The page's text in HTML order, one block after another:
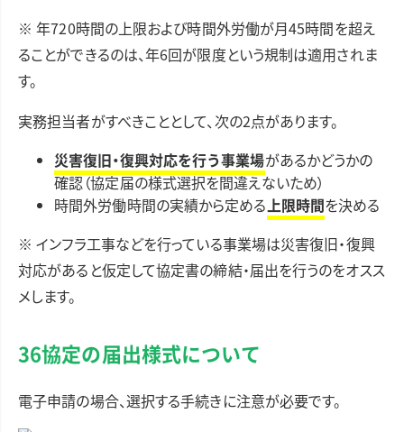
※ 年720時間の上限および時間外労働が月45時間を超え
ることができるのは、年6回が限度という規制は適用されま
す。
実務担当者がすべきこととして、次の2点があります。
災害復旧・復興対応を行う事業場があるかどうかの
確認（協定届の様式選択を間違えないため）
時間外労働時間の実績から定める上限時間を決める
※ インフラ工事などを行っている事業場は災害復旧・復興
対応があると仮定して協定書の締結・届出を行うのをオスス
メします。
36協定の届出様式について
電子申請の場合、選択する手続きに注意が必要です。